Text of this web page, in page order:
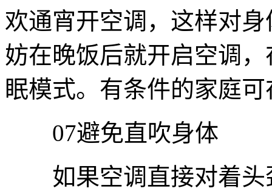
欢通宵开空调，这样对
妨在晚饭后就开启空调
眠模式。有条件的家庭
07避免直吹身体
如果空调直接对着头